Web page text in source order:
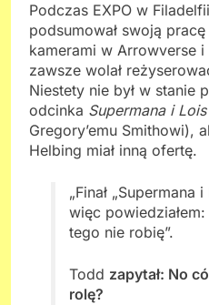
Podczas EXPO w
podsumował swoją
kamerami w Arrowverse i
zawsze wolał
Niestety nie był w stanie
odcinka Supermana i Lois
Gregory’emu Smithowi),
Helbing miał inną ofertę.
„Finał „Supermana
więc
tego nie robię”.
Todd zapytał: No
rolę?